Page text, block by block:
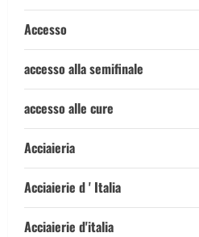
Accesso
accesso alla semifinale
accesso alle cure
Acciaieria
Acciaierie d ' Italia
Acciaierie d'italia